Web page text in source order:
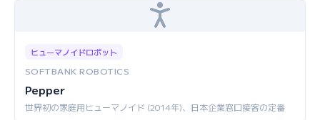
ヒューマノイドロボット
SOFTBANK ROBOTICS
Pepper
世界初の家庭用ヒューマノイド (2014年)、日本企業窓口接客の定番